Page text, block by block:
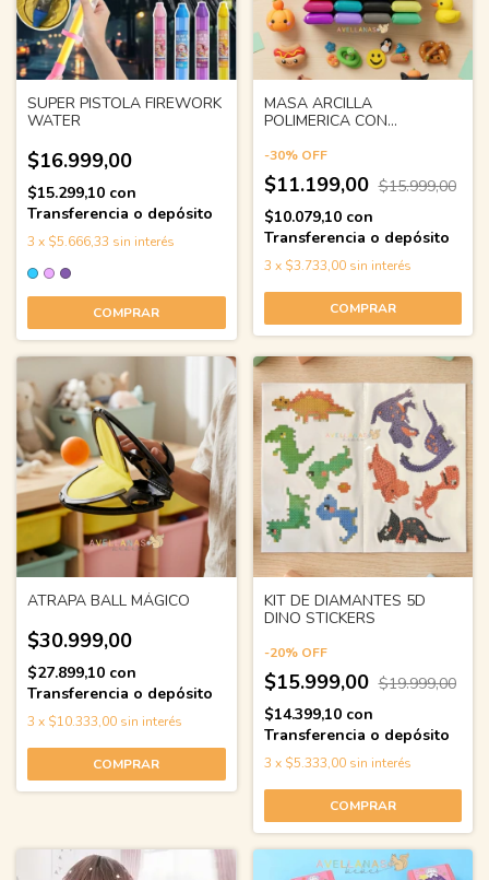
SUPER PISTOLA FIREWORK
WATER
$16.999,00
$15.299,10 con
Transferencia o depósito
3 x $5.666,33 sin interés
COMPRAR
MASA ARCILLA
POLIMERICA CON
-30% OFF
$11.199,00 $15.999,00
$10.079,10 con
Transferencia o depósito
3 x $3.733,00 sin interés
COMPRAR
ATRAPA BALL MÁGICO
$30.999,00
$27.899,10 con
Transferencia o depósito
3 x $10.333,00 sin interés
KIT DE DIAMANTES 5D
DINO STICKERS
-20% OFF
$15.999,00 $19.999,00
$14.399,10 con
Transferencia o depósito
3 x $5.333,00 sin interés